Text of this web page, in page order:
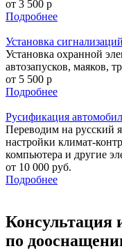
от 3 500 р
Подробнее
Установка сигнализаций
Установка охранной
автозапусков, маяков,
от 5 500 р
Подробнее
Русификация
Переводим на русский
настройки
компьютера и другие
от 10 000 руб.
Подробнее
Консультация
по